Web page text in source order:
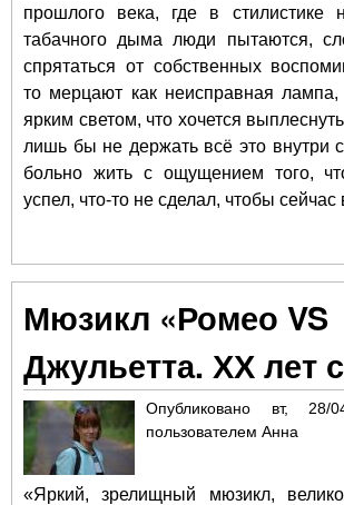
прошлого века, где в стилистике
табачного дыма люди пытаются,
спрятаться от собственных
то мерцают как неисправная лампа,
ярким светом, что хочется
лишь бы не держать всё это внутри
больно жить с ощущением того,
успел, что-то не сделал, чтобы сейчас
Мюзикл «Ромео VS
Джульетта. ХХ лет
Опубликовано вт, 28/
пользователем Анна
«Яркий, зрелищный мюзикл,